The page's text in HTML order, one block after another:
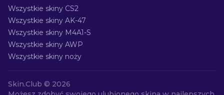
Wszystkie skiny CS2
Wszystkie skiny AK-47
Wszystkie skiny M4A1-S
Wszystkie skiny AWP
Wszystkie skiny noży
Skin.Club © 2026